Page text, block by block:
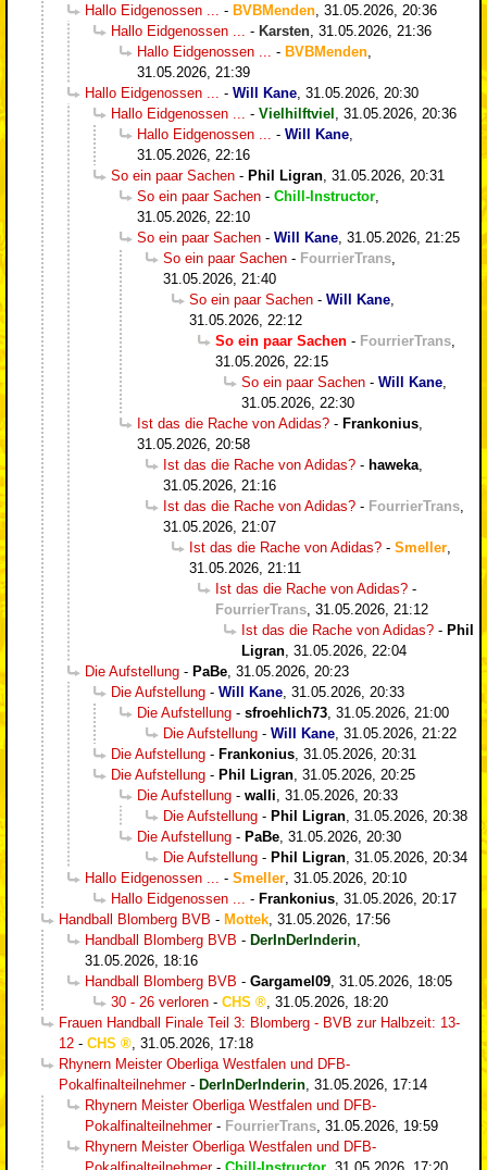
Hallo Eidgenossen ...
- BVBMenden 31.05.2026, 20:36
Hallo Eidgenossen ...
- Karsten 31.05.2026, 21:36
Hallo Eidgenossen ...
- BVBMenden
31.05.2026, 21:39
Hallo Eidgenossen ...
- Will Kane 31.05.2026, 20:30
Hallo Eidgenossen ...
- Vielhilftviel
31.05.2026, 20:36
Hallo Eidgenossen ...
- Will Kane
31.05.2026, 22:16
So ein paar Sachen - Phil Ligran 31.05.2026, 20:31
So ein paar Sachen - Chill-Instructor
31.05.2026, 22:10
So ein paar Sachen - Will Kane 31.05.2026, 21:25
So ein paar Sachen - FourrierTrans
31.05.2026, 21:40
So ein paar Sachen - Will Kane
31.05.2026, 22:12
So ein paar Sachen - FourrierTrans
31.05.2026, 22:15
So ein paar Sachen - Will Kane
31.05.2026, 22:30
Ist das die Rache von Adidas? - Frankonius
31.05.2026, 20:58
Ist das die Rache von Adidas? - haweka
31.05.2026, 21:16
Ist das die Rache von Adidas? - FourrierTrans
31.05.2026, 21:07
Ist das die Rache von Adidas? - Smeller
31.05.2026, 21:11
Ist das die Rache von Adidas? -
FourrierTrans 31.05.2026, 21:12
Ist das die Rache von Adidas? - Phil
Ligran 31.05.2026, 22:04
Die Aufstellung - PaBe 31.05.2026, 20:23
Die Aufstellung - Will Kane 31.05.2026, 20:33
Die Aufstellung - sfroehlich73 31.05.2026, 21:00
Die Aufstellung - Will Kane 31.05.2026, 21:22
Die Aufstellung - Frankonius 31.05.2026, 20:31
Die Aufstellung - Phil Ligran 31.05.2026, 20:25
Die Aufstellung - walli 31.05.2026, 20:33
Die Aufstellung - Phil Ligran 31.05.2026, 20:38
Die Aufstellung - PaBe 31.05.2026, 20:30
Die Aufstellung - Phil Ligran 31.05.2026, 20:34
Hallo Eidgenossen ...
- Smeller 31.05.2026, 20:10
Hallo Eidgenossen ...
- Frankonius 31.05.2026, 20:17
Handball Blomberg BVB - Mottek 31.05.2026, 17:56
Handball Blomberg BVB - DerInDerInderin
31.05.2026, 18:16
Handball Blomberg BVB - Gargamel09 31.05.2026, 18:05
30 - 26 verloren - CHS
31.05.2026, 18:20
Frauen Handball Finale Teil 3: Blomberg - BVB zur Halbzeit: 13-
12 - CHS
31.05.2026, 17:18
Rhynern Meister Oberliga Westfalen und DFB-
Pokalfinalteilnehmer- DerInDerInderin 31.05.2026, 17:14
Rhynern Meister Oberliga Westfalen und DFB-
Pokalfinalteilnehmer- FourrierTrans 31.05.2026, 19:59
Rhynern Meister Oberliga Westfalen und DFB-